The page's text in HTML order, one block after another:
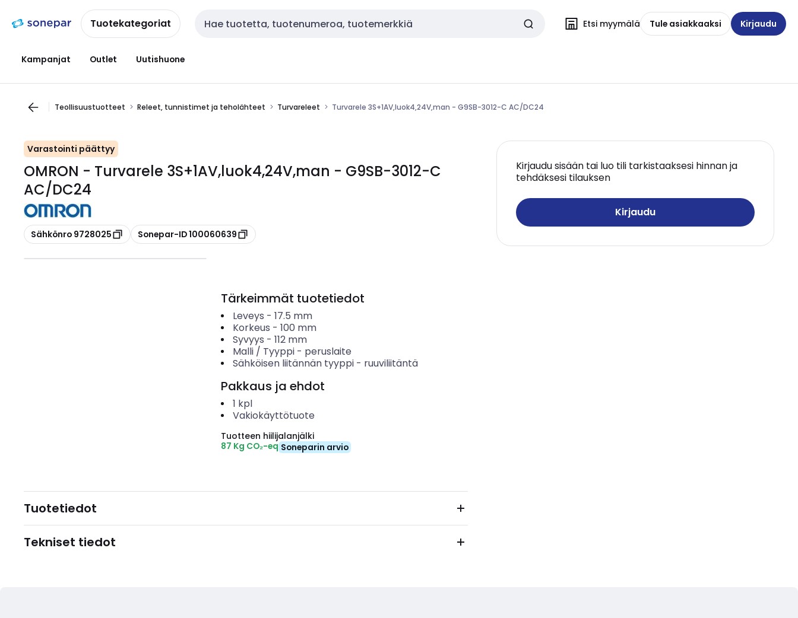
navigointiinsisältöönTuotekategoriat Haku Etsi myymälä Tule asiakkaaksi Kirjaudu
Kampanjat Outlet Uutishuone
Teollisuustuotteet Releet, tunnistimet ja teholähteet Turvareleet Turvarele 3S+1AV,luok4,24V,man - G9SB-3012-C AC/DC24
Varastointi päättyy
OMRON - Turvarele 3S+1AV,luok4,24V,man - G9SB-3012-C
AC/DC24
Kopioi
Sähkönro 9728025 Kopioi
Sonepar-ID 100060639
Kirjaudu sisään tai luo tili tarkistaaksesi hinnan ja
tehdäksesi tilauksen
Kirjaudu
Tärkeimmät tuotetiedot
Leveys - 17.5 mm
Korkeus - 100 mm
Syvyys - 112 mm
Malli / Tyyppi- peruslaite
Sähköisen liitännän tyyppi- ruuviliitäntä
Pakkaus ja ehdot
1 kpl
Vakiokäyttötuote
Tuotteen hiilijalanjälki
87 Kg CO₂-eq Soneparin arvio
Tuotetiedot
Tekniset tiedot